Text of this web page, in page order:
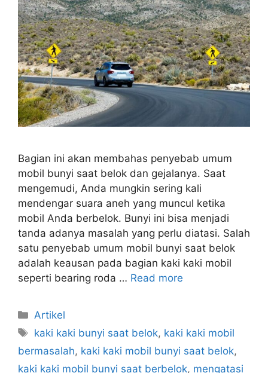
Bagian ini akan membahas penyebab umum
mobil bunyi saat belok dan gejalanya. Saat
mengemudi, Anda mungkin sering kali
mendengar suara aneh yang muncul ketika
mobil Anda berbelok. Bunyi ini bisa menjadi
tanda adanya masalah yang perlu diatasi. Salah
satu penyebab umum mobil bunyi saat belok
adalah keausan pada bagian kaki kaki mobil
seperti bearing roda … Read more
Artikel
kaki kaki bunyi saat belok, kaki kaki mobil
bermasalah, kaki kaki mobil bunyi saat belok,
kaki kaki mobil bunyi saat berbelok, mengatasi